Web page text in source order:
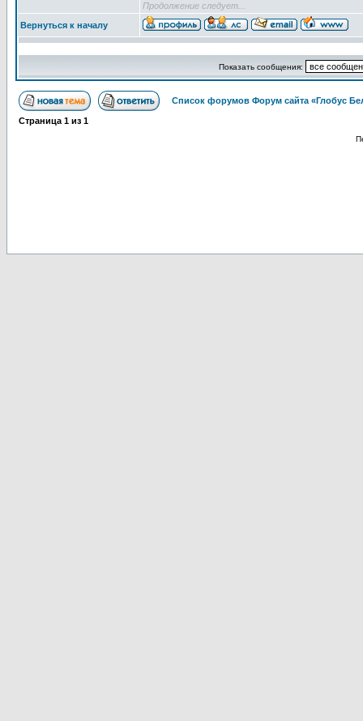
Продолжение следует...
Вернуться к началу
Показать сообщения:
Список форумов Форум сайта «Глобус
Страница 1 из 1